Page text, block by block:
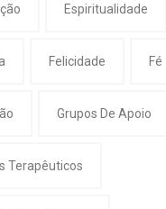
Espiritualidade
Felicidade Fé
Grupos De Apoio
Terapêuticos